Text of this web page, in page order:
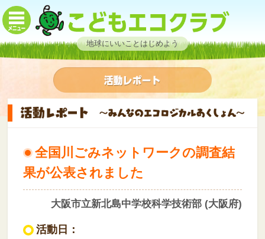
地球にいいことはじめよう
全国川ごみネットワークの調査結
果が公表されました
大阪市立新北島中学校科学技術部 (大阪府)
活動日：